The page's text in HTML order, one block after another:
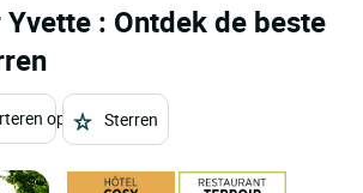
: Ontdek de beste
op Sterren